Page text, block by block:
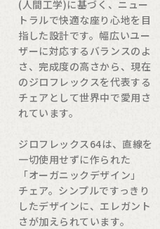
(人間工学)に基づく、ニュー
トラルで快適な座り心地を目
指した設計です。幅広いユー
ザーに対応するバランスのよ
さ、完成度の高さから、現在
のジロフレックスを代表する
チェアとして世界中で愛用さ
れています。
ジロフレックス64は、直線を
一切使用せずに作られた
「オーガニックデザイン」
チェア。シンプルですっきり
したデザインに、エレガント
さが加えられています。